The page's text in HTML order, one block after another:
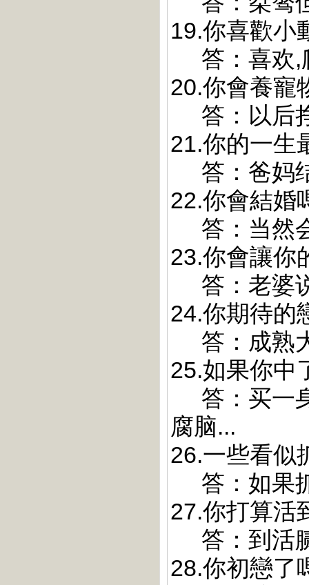
19.你喜歡小
答：喜欢,
20.你會養寵
答：以后
21.你的一生
答：爸妈
22.你會結婚
答：当然
23.你會讓你
答：老婆
24.你期待的
答：成熟
25.如果你中
答：买一
腐脑...
26.一些看似
答：如果
27.你打算活
答：到活
28.你初戀了